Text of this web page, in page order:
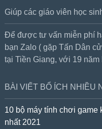
Giúp các giáo viên học
Để được tư vấn miễn phí
bạn Zalo ( gặp Tấn Dân
tại Tiền Giang, với 19 năm
BÀI VIẾT BỔ ÍCH NHIỀU
10 bộ máy tính chơi
nhất 2021